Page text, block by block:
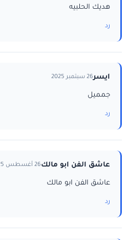
هديك الحلبيه
رد
ايسر26 سبتمبر 2025
جمميل
رد
عاشق الفن ابو مالك26 أغسطس 2025
عاشق الفن ابو مالك
رد